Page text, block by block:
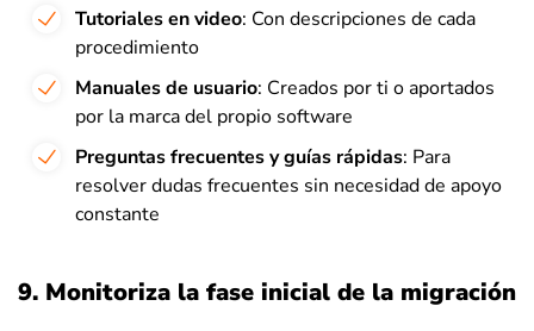
Tutoriales en video: Con descripciones de cada
procedimiento
Manuales de usuario: Creados por ti o aportados
por la marca del propio software
Preguntas frecuentes y guías rápidas: Para
resolver dudas frecuentes sin necesidad de apoyo
constante
9. Monitoriza la fase inicial de la migración